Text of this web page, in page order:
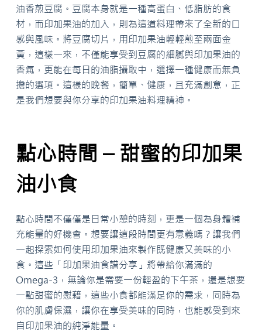
油香煎豆腐。豆腐本身就是一種高蛋白、低脂肪的食
材，而印加果油的加入，則為這道料理帶來了全新的口
感與風味。將豆腐切片，用印加果油輕輕煎至兩面金
黃，這樣一來，不僅能享受到豆腐的細膩與印加果油的
香氣，更能在每日的油脂攝取中，選擇一種健康而無負
擔的選項。這樣的晚餐，簡單、健康，且充滿創意，正
是我們想要與你分享的印加果油料理精神。
點心時間 – 甜蜜的印加果
油小食
點心時間不僅僅是日常小憩的時刻，更是一個為身體補
充能量的好機會。想要讓這段時間更有意義嗎？讓我們
一起探索如何使用印加果油來製作既健康又美味的小
食。這些「印加果油食譜分享」將帶給你滿滿的
Omega-3，無論你是需要一份輕盈的下午茶，還是想要
一點甜蜜的慰藉，這些小食都能滿足你的需求，同時為
你的肌膚保濕，讓你在享受美味的同時，也能感受到來
自印加果油的純淨能量。